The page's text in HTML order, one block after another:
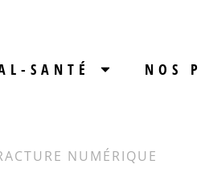
SANTÉ NOS
NUMÉRIQUE